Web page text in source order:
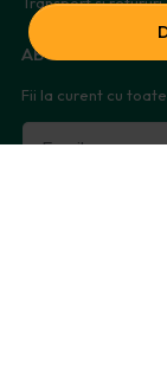
ABONEAZA-TE LA
Fii la curent cu
Email